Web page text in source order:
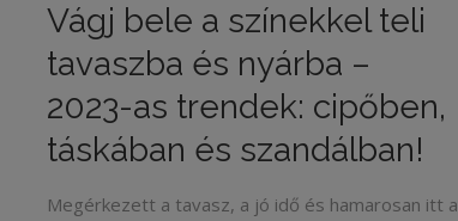
Vágj bele a színekkel teli
tavaszba és nyárba –
2023-as trendek: cipőben,
táskában és szandálban!
Megérkezett a tavasz, a jó idő és hamarosan itt a